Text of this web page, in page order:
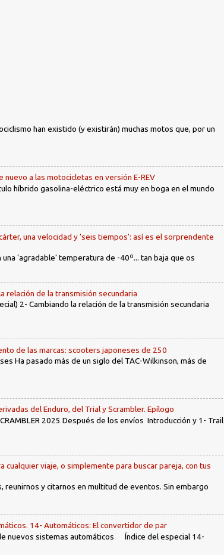
han existido (y existirán) muchas motos que, por un
a las motocicletas en versión E-REV
híbrido gasolina-eléctrico está muy en boga en el mundo
una velocidad y 'seis tiempos': así es el sorprendente
'agradable' temperatura de -40º... tan baja que os
relación de la transmisión secundaria
2- Cambiando la relación de la transmisión secundaria
de las marcas: scooters japoneses de 250
Ha pasado más de un siglo del TAC-Wilkinson, más de
del Enduro, del Trial y Scrambler. Epílogo
2025 Después de los envíos Introducción y 1- Trail
viaje, o simplemente para buscar pareja, con tus
y citarnos en multitud de eventos. Sin embargo
14- Automáticos: El convertidor de par
sistemas automáticos Índice del especial 14-